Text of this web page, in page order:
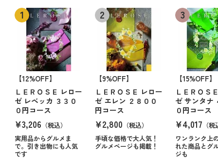
【12%OFF】
ＬＥＲＯＳＥ レロー
ゼ レベッカ ３３０
０円コース
¥3,206 （税込）
実用品からグルメま
で。引き出物にも人気
です
【9%OFF】
ＬＥＲＯＳＥ レロー
ゼ エレン ２８００
円コース
¥2,800 （税込）
手頃な価格で大人気！
グルメページも掲載！
【15%OFF】
ＬＥＲＯＳ
ゼ サンタナ
０円コース
¥4,017 （
ワンランク上
れた商品とグ
ジも